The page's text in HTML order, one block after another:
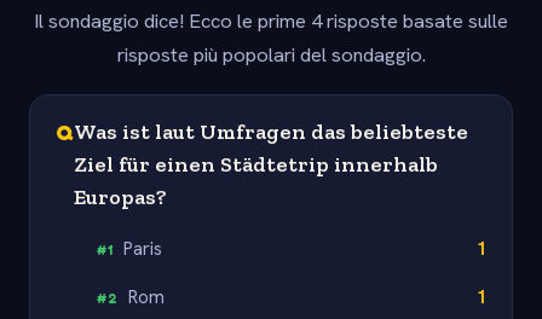
Il sondaggio dice! Ecco le prime 4 risposte basate sulle
risposte più popolari del sondaggio.
QWas ist laut Umfragen das beliebteste
Ziel für einen Städtetrip innerhalb
Europas?
#1 Paris 1
#2 Rom 1